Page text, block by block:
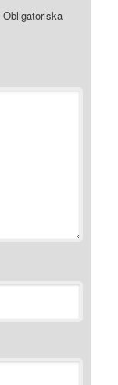
Obligatoriska